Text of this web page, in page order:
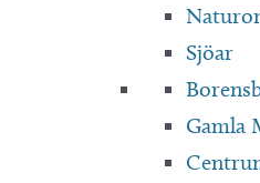
Sjöar
Gamla